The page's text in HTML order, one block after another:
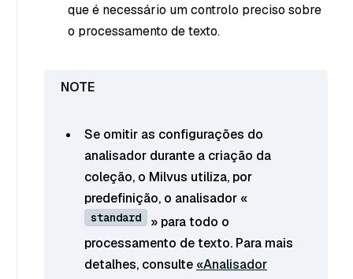
que é necessário um controlo preciso sobre
o processamento de texto.
Se omitir as configurações do
analisador durante a criação da
coleção, o Milvus utiliza, por
predefinição, o analisador «
standard
» para todo o
processamento de texto. Para mais
detalhes, consulte «Analisador